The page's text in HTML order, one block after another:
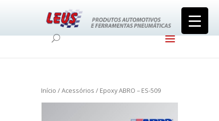
Início /Acessórios / Epoxy ABRO – ES-509